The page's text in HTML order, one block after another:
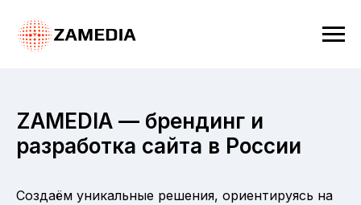
ZAMEDIA — брендинг и
разработка сайта в России
Создаём уникальные решения, ориентируясь на